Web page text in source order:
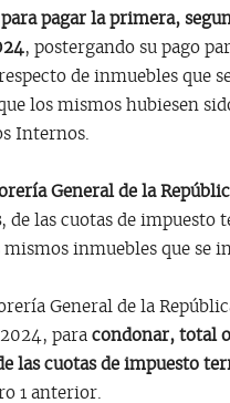
pagar la primera,
, postergando su pago
de inmuebles que
los mismos hubiesen
Internos.
General de la
, de las cuotas de impuesto
inmuebles que se
General de la
para condonar, total
las cuotas de impuesto
1 anterior.